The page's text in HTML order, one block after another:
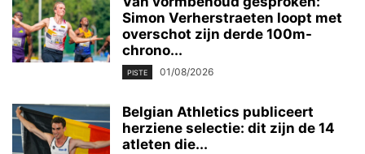
Simon Verherstraeten loopt met
overschot zijn derde 100m-
chrono...
PISTE 01/08/2026
Belgian Athletics publiceert
herziene selectie: dit zijn de 14
atleten die...